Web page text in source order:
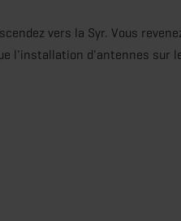
vers la Syr. Vous
l'installation d'antennes sur